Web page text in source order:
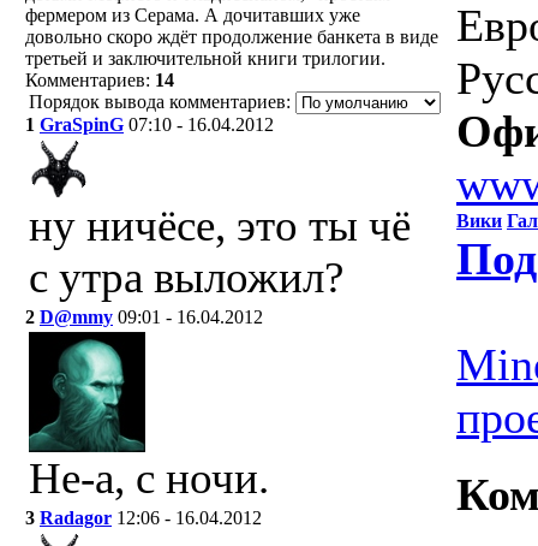
фермером из Серама. А дочитавших уже
довольно скоро ждёт продолжение банкета в виде
третьей и заключительной книги трилогии.
Комментариев: 14
Порядок вывода комментариев:
1 GraSpinG 07:10 - 16.04.2012
ну ничёсе, это ты чё
с утра выложил?
2 D@mmy 09:01 - 16.04.2012
Не-а, с ночи.
3 Radagor 12:06 - 16.04.2012
Вики